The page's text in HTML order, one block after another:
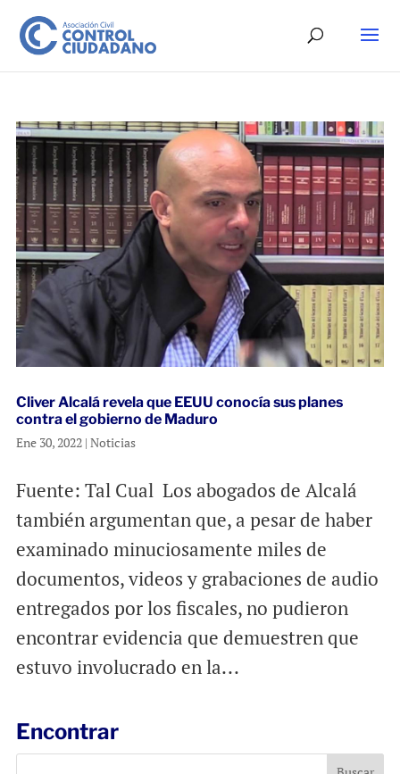
Cliver Alcalá revela que EEUU conocía sus planes
contra el gobierno de Maduro
Ene 30, 2022| Noticias
Fuente: Tal Cual Los abogados de Alcalá
también argumentan que, a pesar de haber
examinado minuciosamente miles de
documentos, videos y grabaciones de audio
entregados por los fiscales, no pudieron
encontrar evidencia que demuestren que
estuvo involucrado en la...
Encontrar